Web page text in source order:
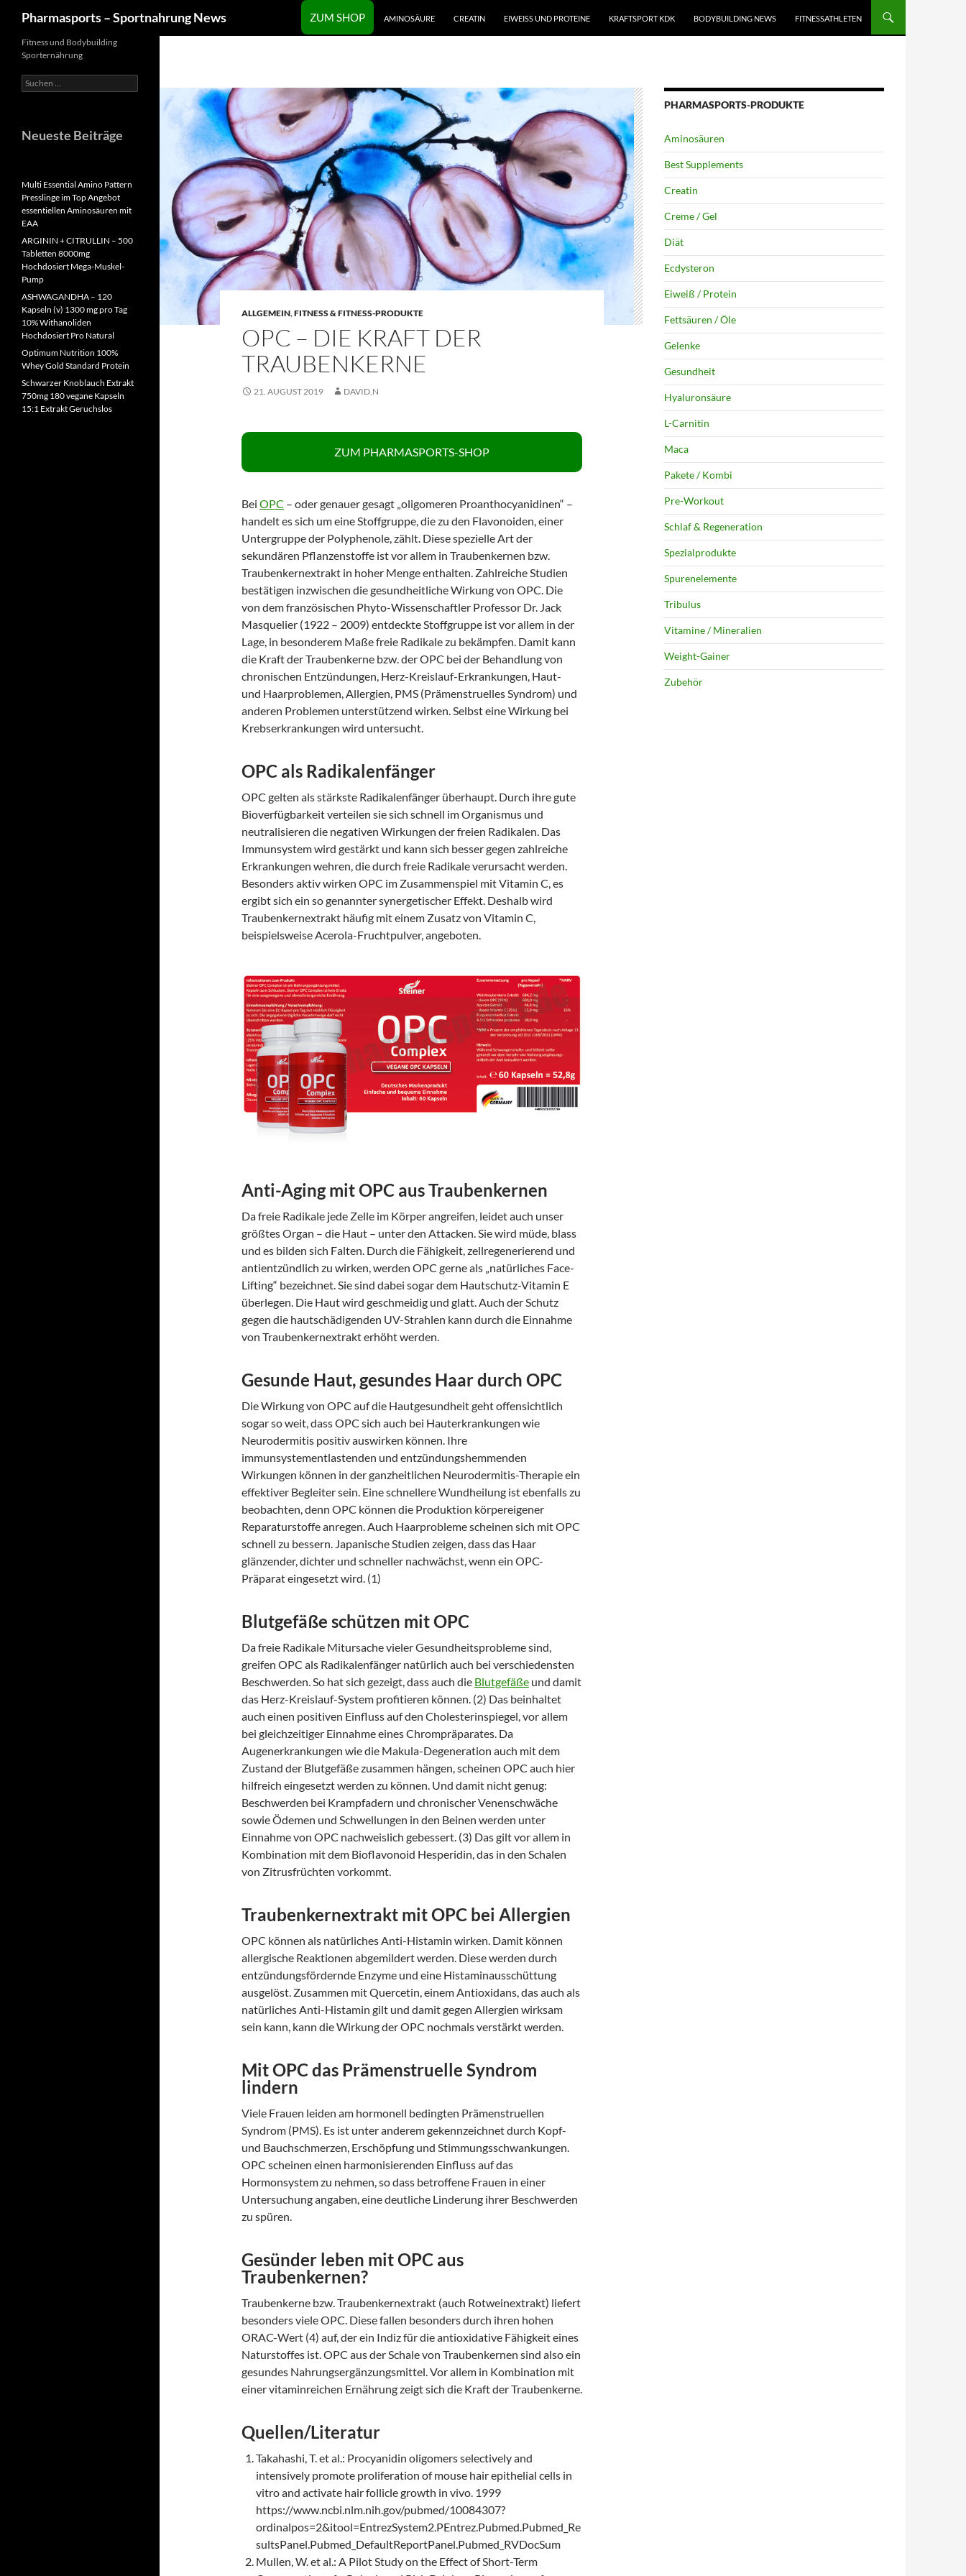
Inhalt
springen
Pharmasports – Sportnahrung News ZUM SHOP AMINOSÄURE CREATIN EIWEISS UND PROTEINE KRAFTSPORT KDK BODYBUILDING NEWS FITNESSATHLETEN
ALLGEMEIN,FITNESS & FITNESS-PRODUKTE
OPC – DIE KRAFT DER
TRAUBENKERNE
21. AUGUST 2019 DAVID.N
ZUM PHARMASPORTS-SHOP
Bei OPC – oder genauer gesagt „oligomeren Proanthocyanidinen“ –
handelt es sich um eine Stoffgruppe, die zu den Flavonoiden, einer
Untergruppe der Polyphenole, zählt. Diese spezielle Art der
sekundären Pflanzenstoffe ist vor allem in Traubenkernen bzw.
Traubenkernextrakt in hoher Menge enthalten. Zahlreiche Studien
bestätigen inzwischen die gesundheitliche Wirkung von OPC. Die
von dem französischen Phyto-Wissenschaftler Professor Dr. Jack
Masquelier (1922 – 2009) entdeckte Stoffgruppe ist vor allem in der
Lage, in besonderem Maße freie Radikale zu bekämpfen. Damit kann
die Kraft der Traubenkerne bzw. der OPC bei der Behandlung von
chronischen Entzündungen, Herz-Kreislauf-Erkrankungen, Haut-
und Haarproblemen, Allergien, PMS (Prämenstruelles Syndrom) und
anderen Problemen unterstützend wirken. Selbst eine Wirkung bei
Krebserkrankungen wird untersucht.
OPC als Radikalenfänger
OPC gelten als stärkste Radikalenfänger überhaupt. Durch ihre gute
Bioverfügbarkeit verteilen sie sich schnell im Organismus und
neutralisieren die negativen Wirkungen der freien Radikalen. Das
Immunsystem wird gestärkt und kann sich besser gegen zahlreiche
Erkrankungen wehren, die durch freie Radikale verursacht werden.
Besonders aktiv wirken OPC im Zusammenspiel mit Vitamin C, es
ergibt sich ein so genannter synergetischer Effekt. Deshalb wird
Traubenkernextrakt häufig mit einem Zusatz von Vitamin C,
beispielsweise Acerola-Fruchtpulver, angeboten.
Anti-Aging mit OPC aus Traubenkernen
Da freie Radikale jede Zelle im Körper angreifen, leidet auch unser
größtes Organ – die Haut – unter den Attacken. Sie wird müde, blass
und es bilden sich Falten. Durch die Fähigkeit, zellregenerierend und
antientzündlich zu wirken, werden OPC gerne als „natürliches Face-
Lifting“ bezeichnet. Sie sind dabei sogar dem Hautschutz-Vitamin E
überlegen. Die Haut wird geschmeidig und glatt. Auch der Schutz
gegen die hautschädigenden UV-Strahlen kann durch die Einnahme
von Traubenkernextrakt erhöht werden.
Gesunde Haut, gesundes Haar durch OPC
Die Wirkung von OPC auf die Hautgesundheit geht offensichtlich
sogar so weit, dass OPC sich auch bei Hauterkrankungen wie
Neurodermitis positiv auswirken können. Ihre
immunsystementlastenden und entzündungshemmenden
Wirkungen können in der ganzheitlichen Neurodermitis-Therapie ein
effektiver Begleiter sein. Eine schnellere Wundheilung ist ebenfalls zu
beobachten, denn OPC können die Produktion körpereigener
Reparaturstoffe anregen. Auch Haarprobleme scheinen sich mit OPC
schnell zu bessern. Japanische Studien zeigen, dass das Haar
glänzender, dichter und schneller nachwächst, wenn ein OPC-
Präparat eingesetzt wird. (1)
Blutgefäße schützen mit OPC
Da freie Radikale Mitursache vieler Gesundheitsprobleme sind,
greifen OPC als Radikalenfänger natürlich auch bei verschiedensten
Beschwerden. So hat sich gezeigt, dass auch die Blutgefäße und damit
das Herz-Kreislauf-System profitieren können. (2) Das beinhaltet
auch einen positiven Einfluss auf den Cholesterinspiegel, vor allem
bei gleichzeitiger Einnahme eines Chrompräparates. Da
Augenerkrankungen wie die Makula-Degeneration auch mit dem
Zustand der Blutgefäße zusammen hängen, scheinen OPC auch hier
hilfreich eingesetzt werden zu können. Und damit nicht genug:
Beschwerden bei Krampfadern und chronischer Venenschwäche
sowie Ödemen und Schwellungen in den Beinen werden unter
Einnahme von OPC nachweislich gebessert. (3) Das gilt vor allem in
Kombination mit dem Bioflavonoid Hesperidin, das in den Schalen
von Zitrusfrüchten vorkommt.
Traubenkernextrakt mit OPC bei Allergien
OPC können als natürliches Anti-Histamin wirken. Damit können
allergische Reaktionen abgemildert werden. Diese werden durch
entzündungsfördernde Enzyme und eine Histaminausschüttung
ausgelöst. Zusammen mit Quercetin, einem Antioxidans, das auch als
natürliches Anti-Histamin gilt und damit gegen Allergien wirksam
sein kann, kann die Wirkung der OPC nochmals verstärkt werden.
Mit OPC das Prämenstruelle Syndrom
lindern
Viele Frauen leiden am hormonell bedingten Prämenstruellen
Syndrom (PMS). Es ist unter anderem gekennzeichnet durch Kopf-
und Bauchschmerzen, Erschöpfung und Stimmungsschwankungen.
OPC scheinen einen harmonisierenden Einfluss auf das
Hormonsystem zu nehmen, so dass betroffene Frauen in einer
Untersuchung angaben, eine deutliche Linderung ihrer Beschwerden
zu spüren.
Gesünder leben mit OPC aus
Traubenkernen?
Traubenkerne bzw. Traubenkernextrakt (auch Rotweinextrakt) liefert
besonders viele OPC. Diese fallen besonders durch ihren hohen
ORAC-Wert (4) auf, der ein Indiz für die antioxidative Fähigkeit eines
Naturstoffes ist. OPC aus der Schale von Traubenkernen sind also ein
gesundes Nahrungsergänzungsmittel. Vor allem in Kombination mit
einer vitaminreichen Ernährung zeigt sich die Kraft der Traubenkerne.
Quellen/Literatur
Takahashi, T. et al.: Procyanidin oligomers selectively and
intensively promote proliferation of mouse hair epithelial cells in
vitro and activate hair follicle growth in vivo. 1999
https://www.ncbi.nlm.nih.gov/pubmed/10084307?
ordinalpos=2&itool=EntrezSystem2.PEntrez.Pubmed.Pubmed_Re
sultsPanel.Pubmed_DefaultReportPanel.Pubmed_RVDocSum
Mullen, W. et al.: A Pilot Study on the Effect of Short-Term
PHARMASPORTS-PRODUKTE
Aminosäuren
Best Supplements
Creatin
Creme / Gel
Diät
Ecdysteron
Eiweiß / Protein
Fettsäuren / Öle
Gelenke
Gesundheit
Hyaluronsäure
L-Carnitin
Maca
Pakete / Kombi
Pre-Workout
Schlaf & Regeneration
Spezialprodukte
Spurenelemente
Tribulus
Vitamine / Mineralien
Weight-Gainer
Zubehör
Fitness und Bodybuilding
Sporternährung
Suchen
nach:
Neueste Beiträge
Multi Essential Amino Pattern
Presslinge im Top Angebot
essentiellen Aminosäuren mit
EAA
ARGININ + CITRULLIN – 500
Tabletten 8000mg
Hochdosiert Mega-Muskel-
Pump
ASHWAGANDHA – 120
Kapseln (v) 1300 mg pro Tag
10% Withanoliden
Hochdosiert Pro Natural
Optimum Nutrition 100%
Whey Gold Standard Protein
Schwarzer Knoblauch Extrakt
750mg 180 vegane Kapseln
15:1 Extrakt Geruchslos